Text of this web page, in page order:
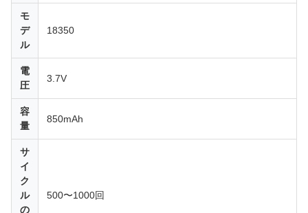
モ
デ
ル
18350
電
圧
3.7V
容
量
850mAh
サ
イ
ク
ル
の
500〜1000回